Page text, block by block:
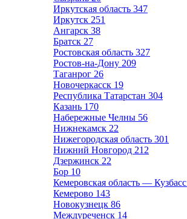
Иркутская область 347
Иркутск 251
Ангарск 38
Братск 27
Ростовская область 327
Ростов-на-Дону 209
Таганрог 26
Новочеркасск 19
Республика Татарстан 304
Казань 170
Набережные Челны 56
Нижнекамск 22
Нижегородская область 301
Нижний Новгород 212
Дзержинск 22
Бор 10
Кемеровская область — Кузбасс
Кемерово 143
Новокузнецк 86
Междуреченск 14